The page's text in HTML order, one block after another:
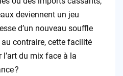
deviennent un jeu
d’un nouveau souffle
contraire, cette facilité
l’art du mix face à la
?